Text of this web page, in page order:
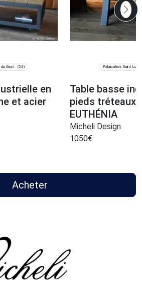
du Gast (53)
en
et acier
Fabrication: Saint Loup
Table basse
pieds tréteaux
EUTHÉNIA
Micheli Design
1050€
Acheter